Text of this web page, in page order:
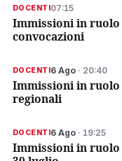
DOCENTI07:15
Immissioni in ruolo
convocazioni
DOCENTI6 Ago· 20:40
Immissioni in
regionali
DOCENTI6 Ago· 19:25
Immissioni in ruolo